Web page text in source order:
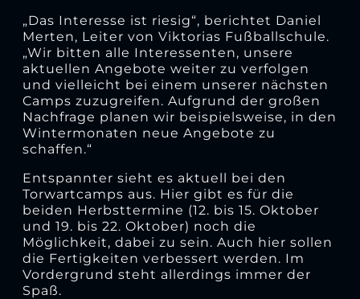
„Das Interesse ist riesig“, berichtet Daniel
Merten, Leiter von Viktorias Fußballschule.
„Wir bitten alle Interessenten, unsere
aktuellen Angebote weiter zu verfolgen
und vielleicht bei einem unserer nächsten
Camps zuzugreifen. Aufgrund der großen
Nachfrage planen wir beispielsweise, in den
Wintermonaten neue Angebote zu
schaffen.“
Entspannter sieht es aktuell bei den
Torwartcamps aus. Hier gibt es für die
beiden Herbsttermine (12. bis 15. Oktober
und 19. bis 22. Oktober) noch die
Möglichkeit, dabei zu sein. Auch hier sollen
die Fertigkeiten verbessert werden. Im
Vordergrund steht allerdings immer der
Spaß.